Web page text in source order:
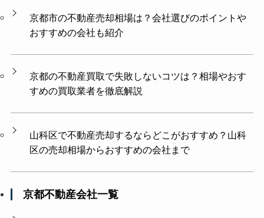
京都市の不動産売却相場は？会社選びのポイントや
おすすめの会社も紹介
京都の不動産買取で失敗しないコツは？相場やおす
すめの買取業者を徹底解説
山科区で不動産売却するならどこがおすすめ？山科
区の売却相場からおすすめの会社まで
京都不動産会社一覧